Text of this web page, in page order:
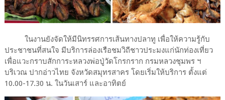
ในงานยังจัดให้มีนิทรรศการเส้นทางปลาทู เพื่อให้ความรู้กับ
ประชาชนที่สนใจ มีบริการล่องเรือชมวิถีชาวประมงแก่นักท่องเที่ยว
เพื่อแวะกราบสักการะหลวงพ่อปู่วัดโกรกราก กรมหลวงชุมพร ฯ
บริเวณ ปากอ่าวไทย จังหวัดสมุทรสาคร โดยเริ่มให้บริการ ตั้งแต่
10.00-17.30 น. ในวันเสาร์ และอาทิตย์